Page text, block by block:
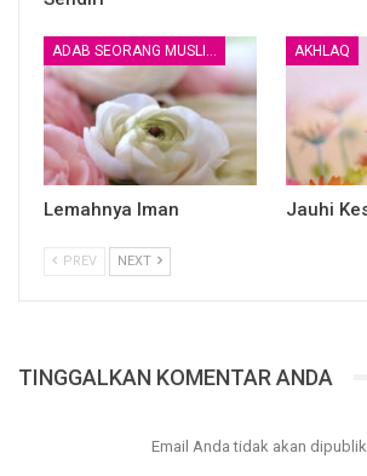
Saudaraku, berdoalah Agar Allah
Keistiqamahan.
Berdoalah agar Allah memberikan
Lemahnya Iman
AKHLAQ
Jauhi
PREV NEXT
TINGGALKAN KOMENTAR ANDA
Email Anda tidak akan